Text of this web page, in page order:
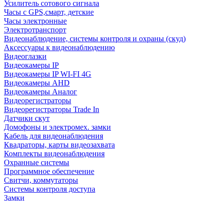
Усилитель сотового сигнала
Часы с GPS,смарт, детские
Часы электронные
Электротранспорт
Видеонаблюдение, системы контроля и охраны (скуд)
Аксессуары к видеонаблюдению
Видеоглазки
Видеокамеры IP
Видеокамеры IP WI-FI 4G
Видеокамеры AHD
Видеокамеры Аналог
Видеорегистраторы
Видеорегистраторы Trade In
Датчики скут
Домофоны и электромех. замки
Кабель для видеонаблюдения
Квадраторы, карты видеозахвата
Комплекты видеонаблюдения
Охранные системы
Программное обеспечение
Свитчи, коммутаторы
Системы контроля доступа
Замки